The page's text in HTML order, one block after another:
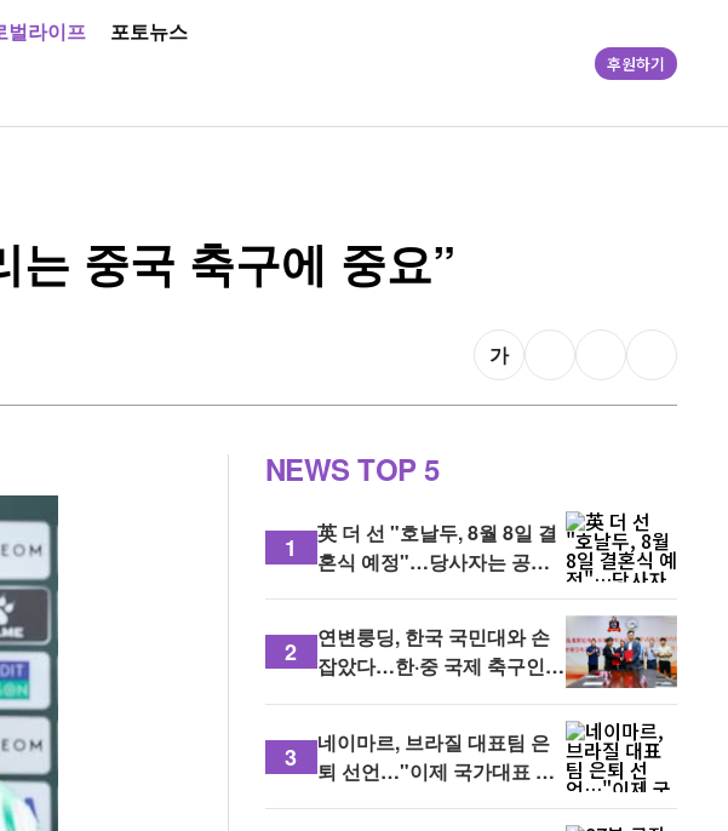
벌라이프 포토뉴스
후원하기
중국 축구에 중요”
가
NEWSTOP 5
1
英 더 선 "호날두, 8월 8일 결
혼식 예정"…당사자는 공식
2
연변룽딩, 한국 국민대와 손
잡았다…한·중 국제 축구인재
3
네이마르, 브라질 대표팀 은
퇴 선언…"이제 국가대표 유